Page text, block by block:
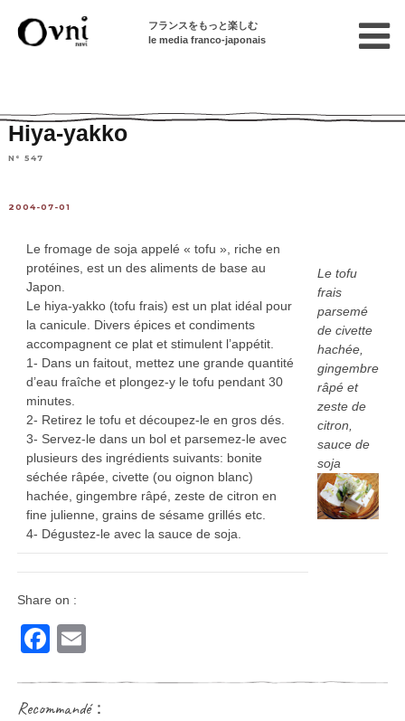
フランスをもっと楽しむ
le media franco-japonais
Hiya-yakko
N° 547
2004-07-01
Le fromage de soja appelé « tofu », riche en
protéines, est un des aliments de base au
Japon.
Le hiya-yakko (tofu frais) est un plat idéal pour
la canicule. Divers épices et condiments
accompagnent ce plat et stimulent l’appétit.
1- Dans un faitout, mettez une grande quantité
d’eau fraîche et plongez-y le tofu pendant 30
minutes.
2- Retirez le tofu et découpez-le en gros dés.
3- Servez-le dans un bol et parsemez-le avec
plusieurs des ingrédients suivants: bonite
séchée râpée, civette (ou oignon blanc)
hachée, gingembre râpé, zeste de citron en
fine julienne, grains de sésame grillés etc.
4- Dégustez-le avec la sauce de soja.
Le tofu
frais
parsemé
de civette
hachée,
gingembre
râpé et
zeste de
citron,
sauce de
soja
Share on :
Facebook
Recommandé：